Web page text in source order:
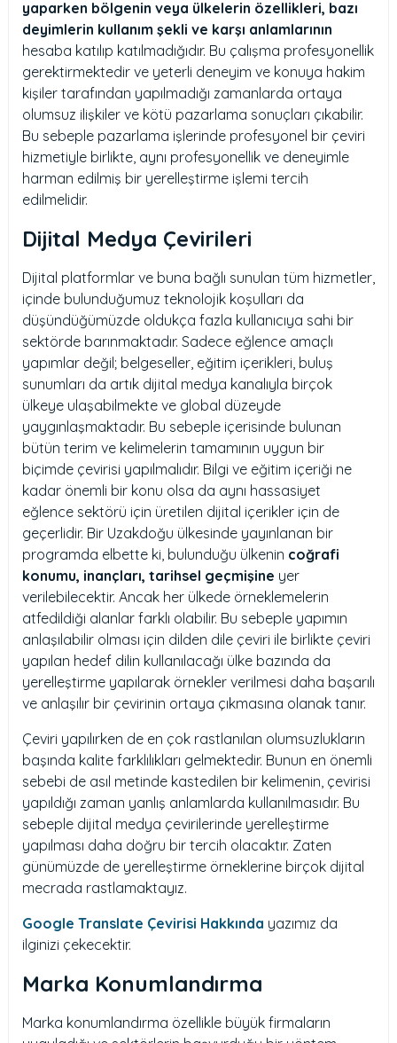
yaparken bölgenin veya ülkelerin özellikleri, bazı
deyimlerin kullanım şekli ve karşı anlamlarının
hesaba katılıp katılmadığıdır. Bu çalışma profesyonellik
gerektirmektedir ve yeterli deneyim ve konuya hakim
kişiler tarafından yapılmadığı zamanlarda ortaya
olumsuz ilişkiler ve kötü pazarlama sonuçları çıkabilir.
Bu sebeple pazarlama işlerinde profesyonel bir çeviri
hizmetiyle birlikte, aynı profesyonellik ve deneyimle
harman edilmiş bir yerelleştirme işlemi tercih
edilmelidir.
Dijital Medya Çevirileri
Dijital platformlar ve buna bağlı sunulan tüm hizmetler,
içinde bulunduğumuz teknolojik koşulları da
düşündüğümüzde oldukça fazla kullanıcıya sahi bir
sektörde barınmaktadır. Sadece eğlence amaçlı
yapımlar değil; belgeseller, eğitim içerikleri, buluş
sunumları da artık dijital medya kanalıyla birçok
ülkeye ulaşabilmekte ve global düzeyde
yaygınlaşmaktadır. Bu sebeple içerisinde bulunan
bütün terim ve kelimelerin tamamının uygun bir
biçimde çevirisi yapılmalıdır. Bilgi ve eğitim içeriği ne
kadar önemli bir konu olsa da aynı hassasiyet
eğlence sektörü için üretilen dijital içerikler için de
geçerlidir. Bir Uzakdoğu ülkesinde yayınlanan bir
programda elbette ki, bulunduğu ülkenin coğrafi
konumu, inançları, tarihsel geçmişine yer
verilebilecektir. Ancak her ülkede örneklemelerin
atfedildiği alanlar farklı olabilir. Bu sebeple yapımın
anlaşılabilir olması için dilden dile çeviri ile birlikte çeviri
yapılan hedef dilin kullanılacağı ülke bazında da
yerelleştirme yapılarak örnekler verilmesi daha başarılı
ve anlaşılır bir çevirinin ortaya çıkmasına olanak tanır.
Çeviri yapılırken de en çok rastlanılan olumsuzlukların
başında kalite farklılıkları gelmektedir. Bunun en önemli
sebebi de asıl metinde kastedilen bir kelimenin, çevirisi
yapıldığı zaman yanlış anlamlarda kullanılmasıdır. Bu
sebeple dijital medya çevirilerinde yerelleştirme
yapılması daha doğru bir tercih olacaktır. Zaten
günümüzde de yerelleştirme örneklerine birçok dijital
mecrada rastlamaktayız.
Google Translate Çevirisi Hakkında yazımız da
ilginizi çekecektir.
Marka Konumlandırma
Marka konumlandırma özellikle büyük firmaların